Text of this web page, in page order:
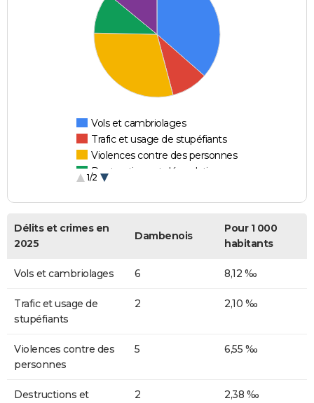
Vols et cambriolages
Trafic et usage de stupéfiants
Violences contre des personnes
Destructions et dégradations
1/2
Délits et crimes en
2025
Dambenois
Pour 1 000
habitants
Vols et cambriolages 6 8,12 ‰
Trafic et usage de
stupéfiants
2 2,10 ‰
Violences contre des
personnes
5 6,55 ‰
Destructions et
2 2,38 ‰